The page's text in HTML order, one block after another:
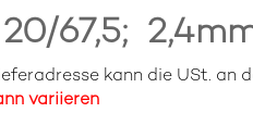
67,5; 
kann die USt. an
variieren